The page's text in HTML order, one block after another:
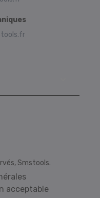
Smstools.
acceptable